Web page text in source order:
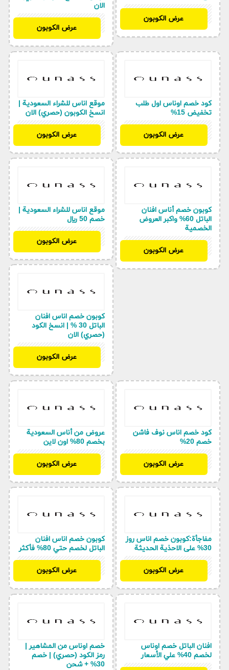
عرض الكوبون
الان
عرض الكوبون
كود خصم اوناس اول طلب
تخفيض 15%
عرض الكوبون
موقع اناس للشراء السعودية |
انسخ الكوبون (حصري) الان
عرض الكوبون
كوبون خصم أناس افنان
الباتل 60% واكبر العروض
الخصمية
عرض الكوبون
موقع اناس للشراء السعودية |
خصم 50 ريال
عرض الكوبون
كوبون خصم اناس افنان
الباتل 30 % | انسخ الكود
(حصري) الان
عرض الكوبون
كود خصم اناس نوف فاشن
خصم 20%
عرض الكوبون
عروض من أناس السعودية
بخصم 80% اون لاين
عرض الكوبون
مفاجأة:كوبون خصم اناس روز
30% على الاحذية الحديثة
عرض الكوبون
كوبون خصم اناس افنان
الباتل لخصم حتي 80% فأكثر
عرض الكوبون
افنان الباتل خصم اوناس
لخصم 40% علي الأسعار
خصم اوناس من المشاهير |
رمز الكود (حصري) | خصم
30% + شحن